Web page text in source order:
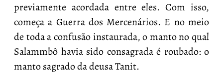
previamente acordada entre eles. Com isso,
começa a Guerra dos Mercenários. E no meio
de toda a confusão instaurada, o manto no qual
Salammbô havia sido consagrada é roubado: o
manto sagrado da deusa Tanit.